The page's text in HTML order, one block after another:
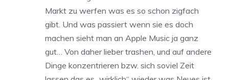
Markt zu werfen was es so schon zigfach
gibt. Und was passiert wenn sie es doch
machen sieht man an Apple Music ja ganz
gut… Von daher lieber trashen, und auf andere
Dinge konzentrieren bzw. sich soviel Zeit